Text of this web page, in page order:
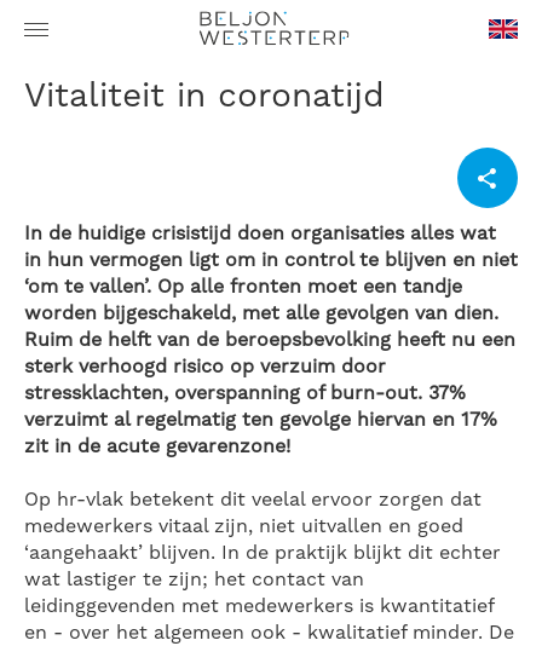
Vitaliteit in coronatijd
In de huidige crisistijd doen organisaties alles wat
in hun vermogen ligt om in control te blijven en niet
‘om te vallen’. Op alle fronten moet een tandje
worden bijgeschakeld, met alle gevolgen van dien.
Ruim de helft van de beroepsbevolking heeft nu een
sterk verhoogd risico op verzuim door
stressklachten, overspanning of burn-out. 37%
verzuimt al regelmatig ten gevolge hiervan en 17%
zit in de acute gevarenzone!
Op hr-vlak betekent dit veelal ervoor zorgen dat
medewerkers vitaal zijn, niet uitvallen en goed
‘aangehaakt’ blijven. In de praktijk blijkt dit echter
wat lastiger te zijn; het contact van
leidinggevenden met medewerkers is kwantitatief
en - over het algemeen ook - kwalitatief minder. De